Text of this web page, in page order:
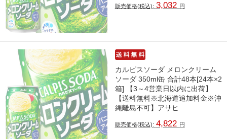
販売価格(税込): 3,032 円
カルピスソーダ メロンクリーム
ソーダ 350ml缶 合計48本[24本×2
箱] 【3～4営業日以内に出荷】
【送料無料※北海道追加料金※沖
縄離島不可】アサヒ
販売価格(税込): 4,822 円